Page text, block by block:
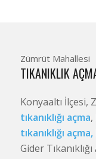
Zümrüt Mahallesi
TIKANIKLIK
Konyaaltı İlçesi,
tıkanıklığı açma,
tıkanıklığı açma,
Gider